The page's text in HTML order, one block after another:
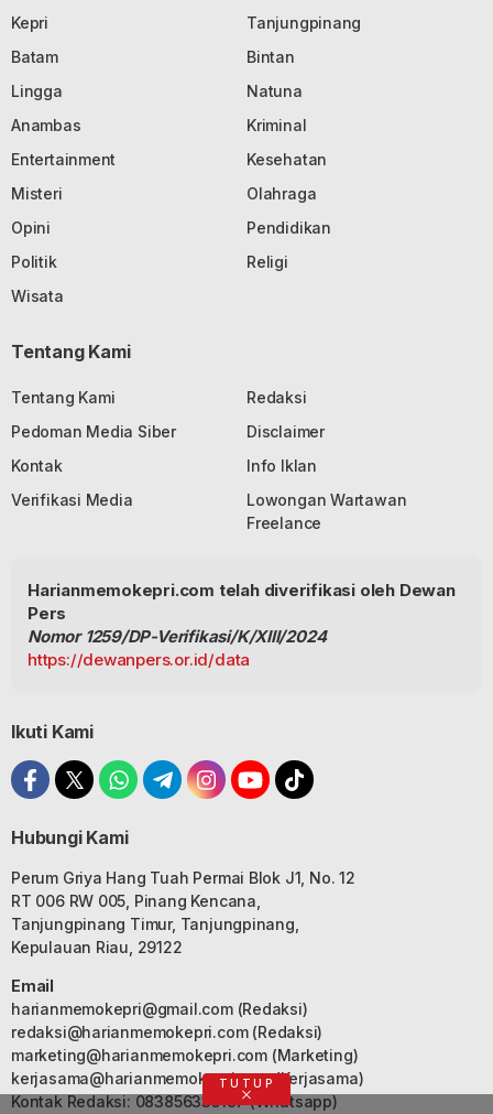
Kepri
Tanjungpinang
Batam
Bintan
Lingga
Natuna
Anambas
Kriminal
Entertainment
Kesehatan
Misteri
Olahraga
Opini
Pendidikan
Politik
Religi
Wisata
Tentang Kami
Tentang Kami
Redaksi
Pedoman Media Siber
Disclaimer
Kontak
Info Iklan
Verifikasi Media
Lowongan Wartawan
Freelance
Harianmemokepri.com telah diverifikasi oleh Dewan
Pers
Nomor 1259/DP-Verifikasi/K/XIII/2024
https://dewanpers.or.id/data
Ikuti Kami
Hubungi Kami
Perum Griya Hang Tuah Permai Blok J1, No. 12
RT 006 RW 005, Pinang Kencana,
Tanjungpinang Timur, Tanjungpinang,
Kepulauan Riau, 29122
Email
harianmemokepri@gmail.com(Redaksi)
redaksi@harianmemokepri.com(Redaksi)
marketing@harianmemokepri.com(Marketing)
kerjasama@harianmemokepri.com(Kerjasama)
Kontak Redaksi: 083856335187 (Whatsapp)
TUTUP